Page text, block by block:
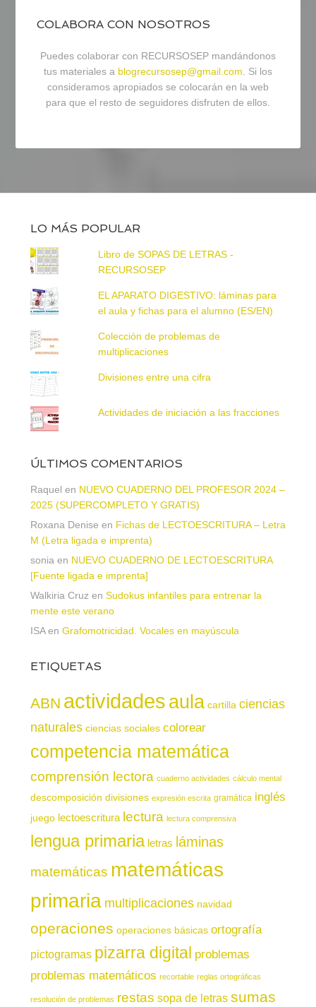
COLABORA CON NOSOTROS
Puedes colaborar con RECURSOSEP mandándonos
tus materiales a blogrecursosep@gmail.com. Si los
consideramos apropiados se colocarán en la web
para que el resto de seguidores disfruten de ellos.
LO MÁS POPULAR
Libro de SOPAS DE LETRAS -
RECURSOSEP
EL APARATO DIGESTIVO: láminas para
el aula y fichas para el alumno (ES/EN)
Colección de problemas de
multiplicaciones
Divisiones entre una cifra
Actividades de iniciación a las fracciones
ÚLTIMOS COMENTARIOS
Raquel en NUEVO CUADERNO DEL PROFESOR 2024 –
2025 (SUPERCOMPLETO Y GRATIS)
Roxana Denise en Fichas de LECTOESCRITURA – Letra
M (Letra ligada e imprenta)
sonia en NUEVO CUADERNO DE LECTOESCRITURA
[Fuente ligada e imprenta]
Walkiria Cruz en Sudokus infantiles para entrenar la
mente este verano
ISAen Grafomotricidad. Vocales en mayúscula
ETIQUETAS
ABN actividadesaula cartilla ciencias
naturales ciencias sociales colorear
competencia matemática
comprensión lectora cuaderno actividades cálculo mental
descomposición divisiones expresión escrita gramática inglés
juego lectoescritura lectura lectura comprensiva
lengua primaria letras láminas
matemáticas matemáticas
primaria multiplicaciones navidad
operaciones operaciones básicas ortografía
pictogramas pizarra digital problemas
problemas matemáticos recortable reglas ortográficas
resolución de problemas restas sopa de letras sumas